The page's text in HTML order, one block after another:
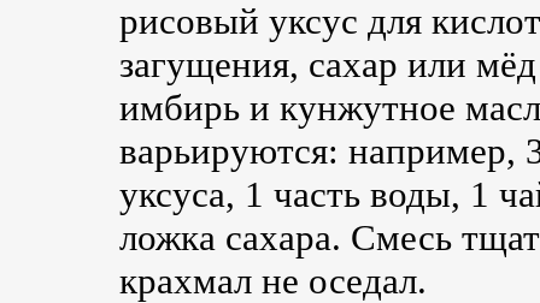
рисовый уксус для
загущения, сахар или
имбирь и кунжутное
варьируются: например,
уксуса, 1 часть воды, 1
ложка сахара. Смесь
крахмал не оседал.